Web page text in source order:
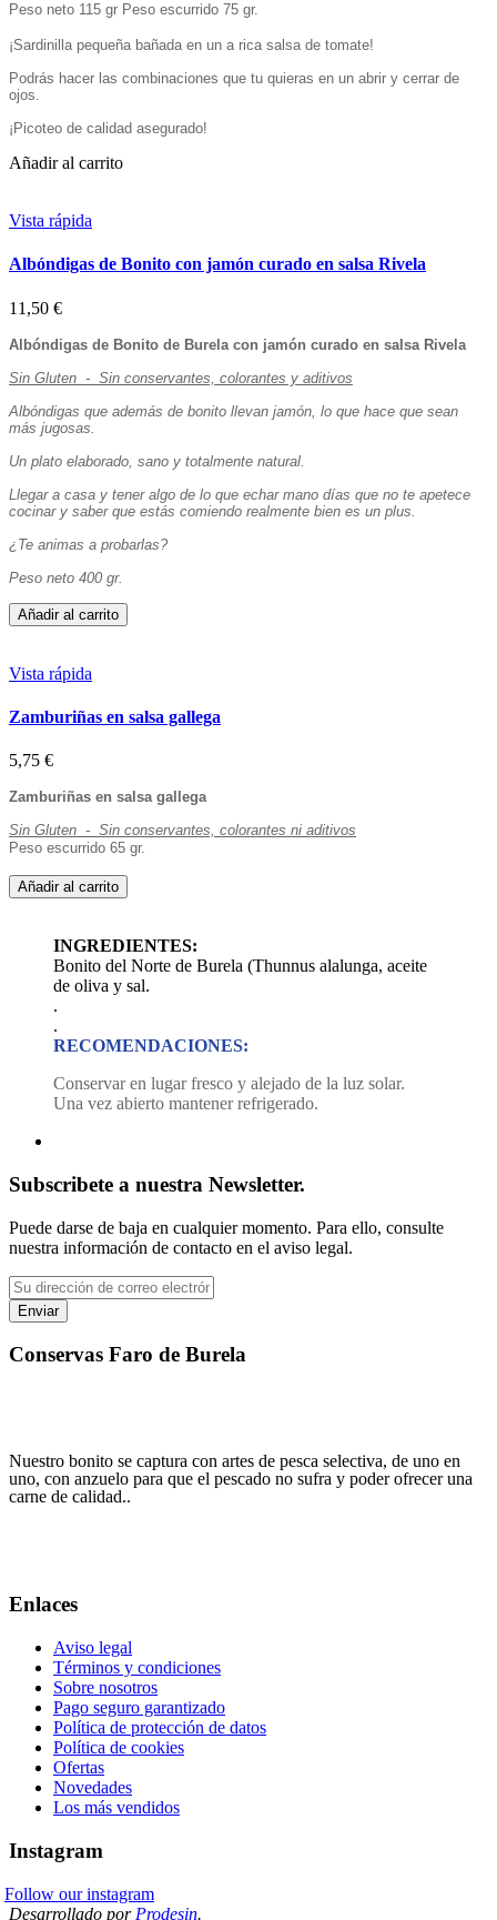
Peso neto 115 gr Peso escurrido 75 gr.
¡Sardinilla pequeña bañada en un a rica salsa de tomate!
Podrás hacer las combinaciones que tu quieras en un abrir y cerrar de
ojos.
¡Picoteo de calidad asegurado!
Añadir al carrito
Vista rápida
Albóndigas de Bonito con jamón curado en salsa Rivela
11,50 €
Albóndigas de Bonito de Burela con jamón curado en salsa Rivela
Sin Gluten - Sin conservantes, colorantes y aditivos
Albóndigas que además de bonito llevan jamón, lo que hace que sean
más jugosas.
Un plato elaborado, sano y totalmente natural.
Llegar a casa y tener algo de lo que echar mano días que no te apetece
cocinar y saber que estás comiendo realmente bien es un plus.
¿Te animas a probarlas?
Peso neto 400 gr.
Añadir al carrito
Vista rápida
Zamburiñas en salsa gallega
5,75 €
Zamburiñas en salsa gallega
Sin Gluten - Sin conservantes, colorantes ni aditivos
Peso escurrido 65 gr.
Añadir al carrito
INGREDIENTES:
Bonito del Norte de Burela (Thunnus alalunga, aceite
de oliva y sal.
.
.
RECOMENDACIONES:
Conservar en lugar fresco y alejado de la luz solar.
Una vez abierto mantener refrigerado.
Subscribete a nuestra Newsletter.
Puede darse de baja en cualquier momento. Para ello, consulte
nuestra información de contacto en el aviso legal.
Conservas Faro de Burela
Nuestro bonito se captura con artes de pesca selectiva, de uno en
uno, con anzuelo para que el pescado no sufra y poder ofrecer una
carne de calidad..
Enlaces
Aviso legal
Términos y condiciones
Sobre nosotros
Pago seguro garantizado
Política de protección de datos
Política de cookies
Ofertas
Novedades
Los más vendidos
Instagram
Follow our instagram
Desarrollado por Prodesin.